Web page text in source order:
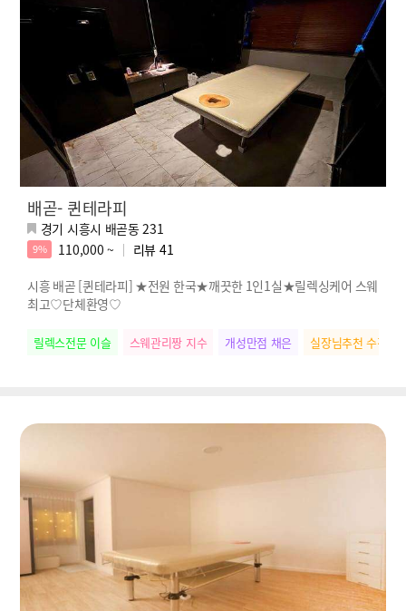
배곧- 퀸테라피
경기 시흥시 배곧동 231
9% 110,000 ~ 리뷰 41
시흥 배곧 [퀸테라피] ★전원 한국★깨끗한 1인1실★릴렉싱케어 스웨
최고♡단체환영♡
릴렉스전문 이슬 스웨관리짱 지수 개성만점 채은 실장님추천 수진